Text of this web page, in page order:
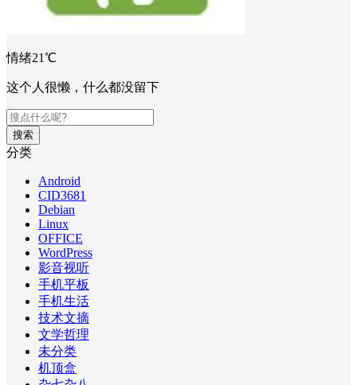
情绪21℃
这个人很懒，什么都没留下
搜索
分类
Android
CID3681
Debian
Linux
OFFICE
WordPress
影音视听
手机平板
手机生活
技术文摘
文学哲理
未分类
机顶盒